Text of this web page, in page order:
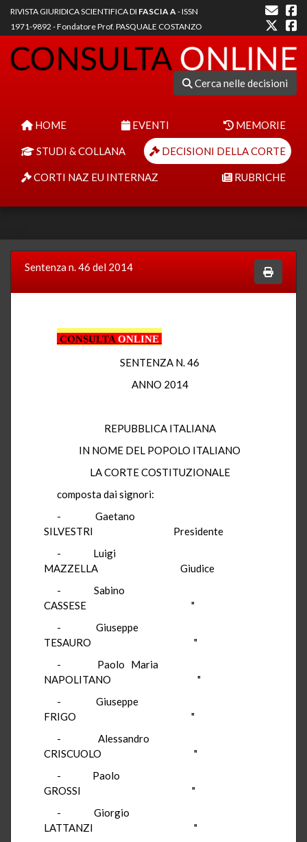
RIVISTA GIURIDICA SCIENTIFICA DI FASCIA A- ISSN
1971-9892 - Fondatore Prof. PASQUALE COSTANZO
Cerca nelle decisioni
HOME EVENTI MEMORIE
STUDI & COLLANA DECISIONI DELLA CORTE
CORTI NAZ EU INTERNAZ RUBRICHE
Sentenza n. 46 del 2014
CONSULTA ONLINE
SENTENZA N. 46
ANNO 2014
REPUBBLICA ITALIANA
IN NOME DEL POPOLO ITALIANO
LA CORTE COSTITUZIONALE
composta dai signori:
-
Gaetano
SILVESTRI
Presidente
-
Luigi
MAZZELLA
Giudice
-
Sabino
CASSESE
"
-
Giuseppe
TESAURO
"
-
Paolo Maria
NAPOLITANO
"
-
Giuseppe
FRIGO
"
-
Alessandro
CRISCUOLO
"
-
Paolo
GROSSI
"
-
Giorgio
LATTANZI
"